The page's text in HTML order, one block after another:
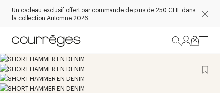
Un cadeau exclusif offert par commande de plus de 250 CHF dans
la collection Automne 2026.